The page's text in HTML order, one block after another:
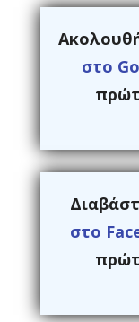
στο
στο